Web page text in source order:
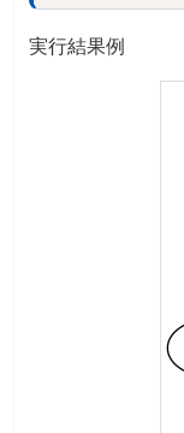
実行結果例